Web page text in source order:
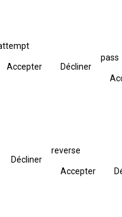
Accepter Décliner
pass
Décliner
reverse
Accepter